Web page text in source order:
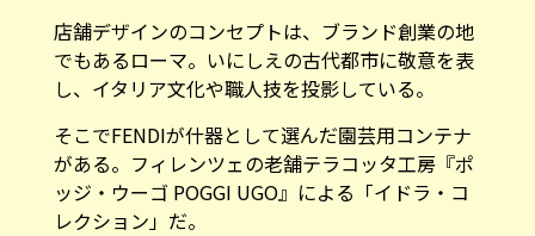
店舗デザインのコンセプトは、ブランド創業の地
でもあるローマ。いにしえの古代都市に敬意を表
し、イタリア文化や職人技を投影している。
そこでFENDIが什器として選んだ園芸用コンテナ
がある。フィレンツェの老舗テラコッタ工房『ポ
ッジ・ウーゴ POGGI UGO』による「イドラ・コ
レクション」だ。